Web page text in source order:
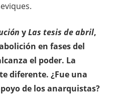
yLas tesis de abril,
en fases del
el poder. La
diferente. ¿Fue una
de los anarquistas?